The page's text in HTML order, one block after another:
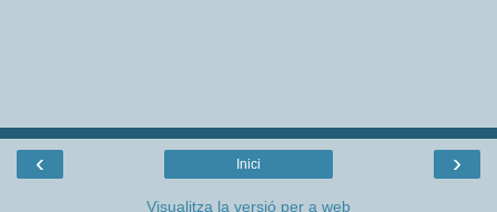
‹ ›
Inici
Visualitza la versió per a web